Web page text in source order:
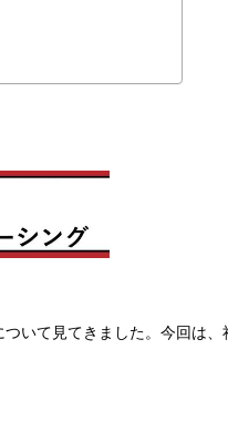
いて見てきました。今回は、